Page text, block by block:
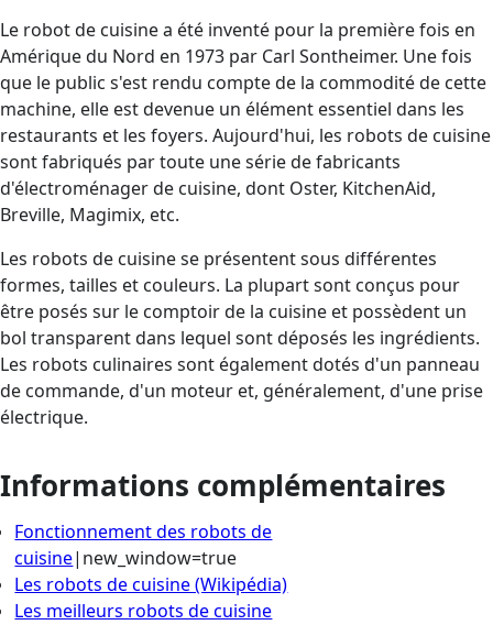
Le robot de cuisine a été inventé pour la première fois en
Amérique du Nord en 1973 par Carl Sontheimer. Une fois
que le public s'est rendu compte de la commodité de cette
machine, elle est devenue un élément essentiel dans les
restaurants et les foyers. Aujourd'hui, les robots de cuisine
sont fabriqués par toute une série de fabricants
d'électroménager de cuisine, dont Oster, KitchenAid,
Breville, Magimix, etc.
Les robots de cuisine se présentent sous différentes
formes, tailles et couleurs. La plupart sont conçus pour
être posés sur le comptoir de la cuisine et possèdent un
bol transparent dans lequel sont déposés les ingrédients.
Les robots culinaires sont également dotés d'un panneau
de commande, d'un moteur et, généralement, d'une prise
électrique.
Informations complémentaires
Fonctionnement des robots de
cuisine|new_window=true
Les robots de cuisine (Wikipédia)
Les meilleurs robots de cuisine